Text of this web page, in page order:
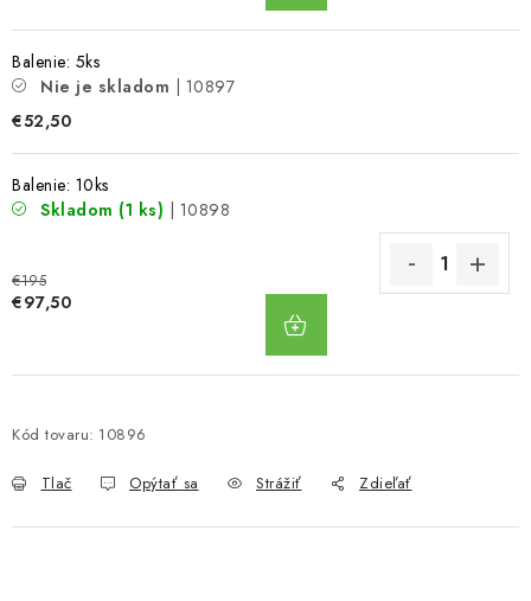
Balenie: 5ks
Nie je skladom
| 10897
€52,50
Balenie: 10ks
Skladom (1 ks) | 10898
€195
€97,50
Kód tovaru: 10896
Tlač Opýtať sa Strážiť Zdieľať